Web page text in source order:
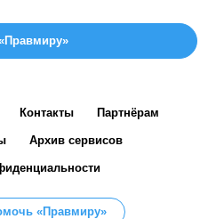
Контакты Партнёрам
Архив сервисов
«Правмиру»